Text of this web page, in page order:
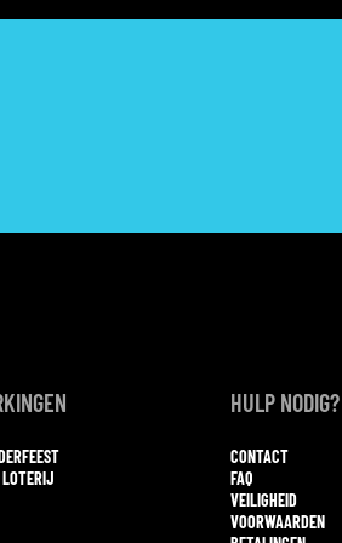
LOTERIJ
HULP NODIG?
CONTACT
FAQ
VEILIGHEID
VOORWAARDEN